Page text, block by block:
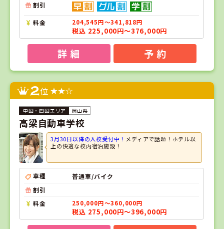
割引
料金 204,545円～341,818円
税込 225,000円～376,000円
詳 細 予 約
2位
岡山県
高梁自動車学校
3月30日以降の入校受付中！ メディアで話題！ホテル以
上の快適な校内宿泊施設！
車種
普通車/バイク
割引
料金
250,000円～360,000円
税込 275,000円～396,000円